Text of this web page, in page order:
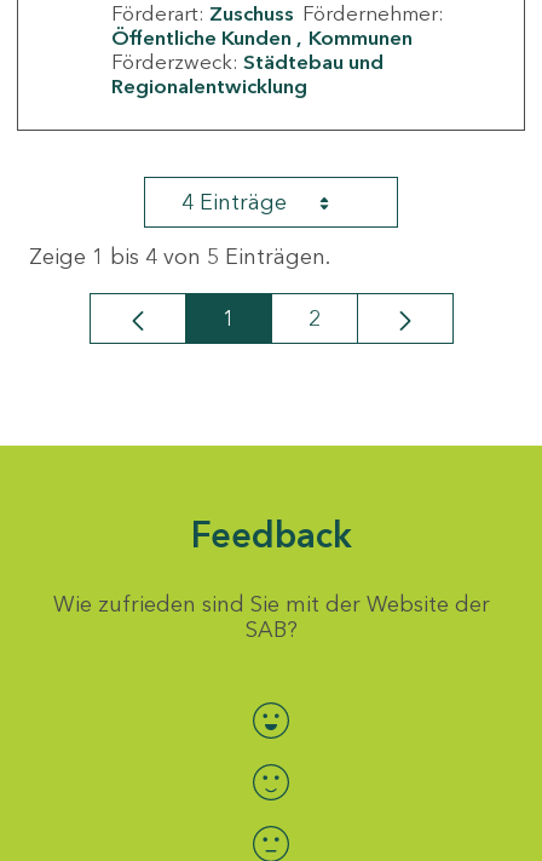
Förderart: Zuschuss Fördernehmer:
Öffentliche Kunden
Kommunen
Förderzweck: Städtebau und
Regionalentwicklung
4 Einträge
Zeige 1 bis 4 von 5 Einträgen.
Seite
1 Seite
2
Feedback
Wie zufrieden sind Sie mit der Website der
SAB?
Bewertung auswählen